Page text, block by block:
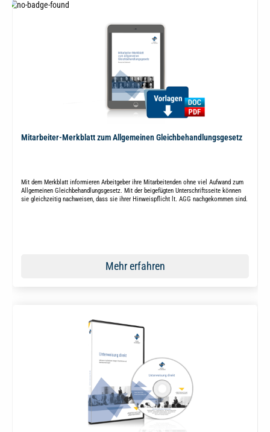
Mitarbeiter-Merkblatt zum Allgemeinen Gleichbehandlungsgesetz
Mit dem Merkblatt informieren Arbeitgeber ihre Mitarbeitenden ohne viel Aufwand zum
Allgemeinen Gleichbehandlungsgesetz. Mit der beigefügten Unterschriftsseite können
sie gleichzeitig nachweisen, dass sie ihrer Hinweispflicht lt. AGG nachgekommen sind.
Mehr erfahren